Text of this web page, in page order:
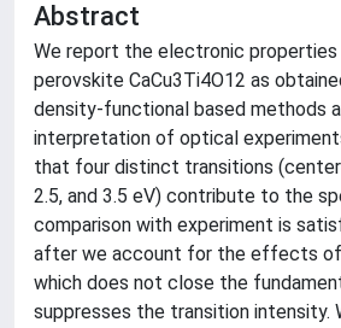
Abstract
We report the electronic
perovskite CaCu3Ti4O12 as
density-functional based methods
interpretation of optical
that four distinct transitions
2.5, and 3.5 eV) contribute to the
comparison with experiment is
after we account for the effects of
which does not close the
suppresses the transition intensity.